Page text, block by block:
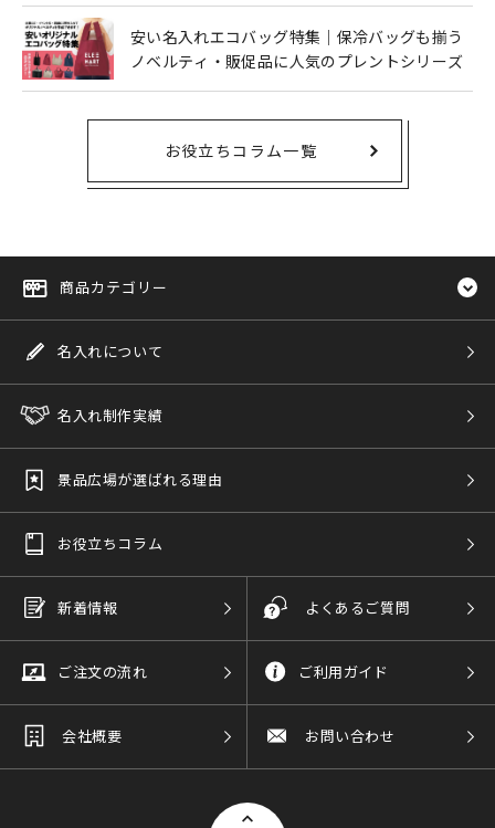
安い名入れエコバッグ特集｜保冷バッグも揃う
ノベルティ・販促品に人気のプレントシリーズ
お役立ちコラム一覧
商品カテゴリー
名入れについて
名入れ制作実績
景品広場が選ばれる理由
お役立ちコラム
新着情報 よくあるご質問
ご注文の流れ ご利用ガイド
会社概要 お問い合わせ